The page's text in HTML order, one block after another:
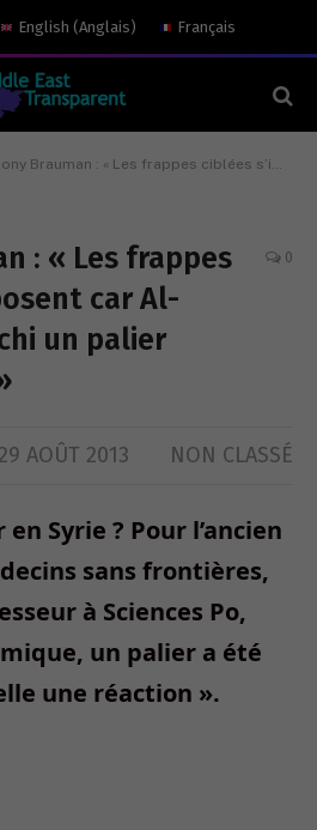
English (Anglais) Français
Brauman : « Les frappes ciblées s’imposent car Al-Assad a franchi un palier symbolique »
: « Les frappes
car Al-
un palier
0
29 AOÛT 2013 NON CLASSÉ
Syrie ? Pour l’ancien
sans frontières,
à Sciences Po,
un palier a été
une réaction ».